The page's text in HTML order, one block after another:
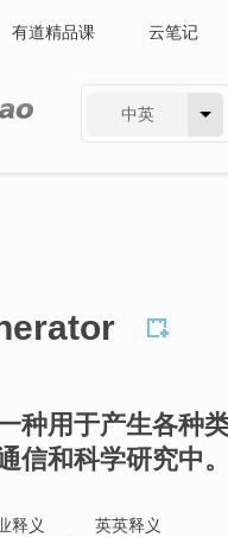
有道精品课 云笔记
中英
种用于产生各种
信和科学研究中
释义 英英释义